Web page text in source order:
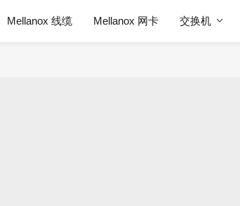
Mellanox 线缆 Mellanox 网卡 交换机